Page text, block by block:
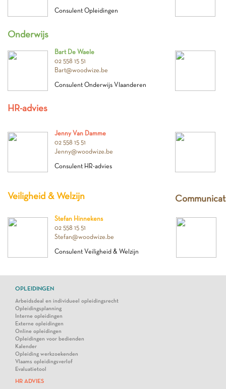
Consulent Opleidingen
Onderwijs
Bart De Waele
02 558 15 51
Bart@woodwize.be
Consulent Onderwijs Vlaanderen
HR-advies
Jenny Van Damme
02 558 15 51
Jenny@woodwize.be
Consulent HR-advies
Veiligheid & Welzijn
Stefan Hinnekens
02 558 15 51
Stefan@woodwize.be
Consulent Veiligheid & Welzijn
OPLEIDINGEN
Arbeidsdeal en individueel opleidingsrecht
Opleidingsplanning
Interne opleidingen
Externe opleidingen
Online opleidingen
Opleidingen voor bedienden
Kalender
Opleiding werkzoekenden
Vlaams opleidingsverlof
Evaluatietool
HR ADVIES